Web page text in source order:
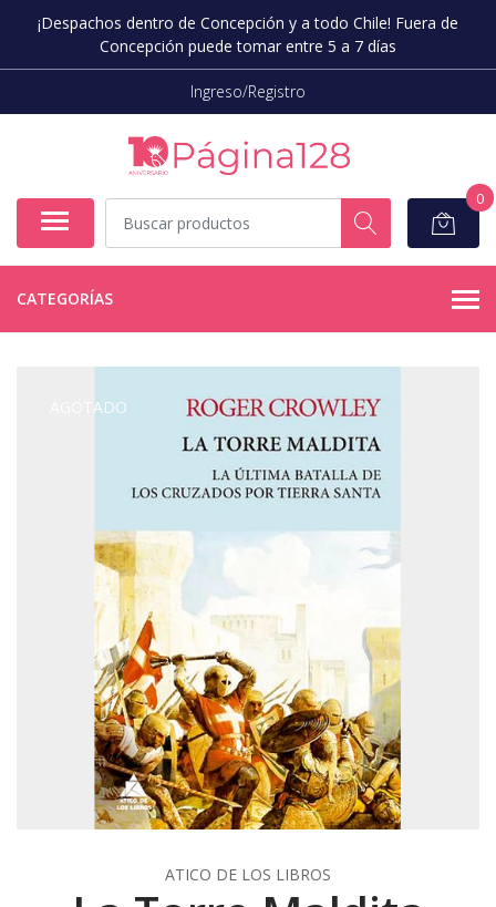
¡Despachos dentro de Concepción y a todo Chile! Fuera de
Concepción puede tomar entre 5 a 7 días
Ingreso/Registro
0
CATEGORÍAS
AGOTADO
ATICO DE LOS LIBROS